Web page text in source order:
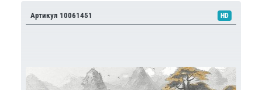
Артикул 10061451 HD